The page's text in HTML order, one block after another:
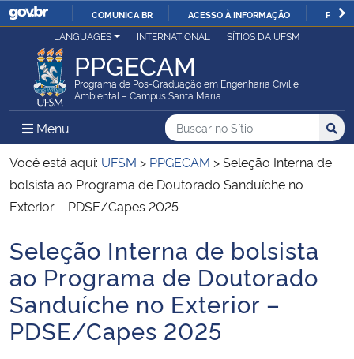
IR
PARA
O
CONTEÚDO
COMUNICA BR ACESSO À INFORMAÇÃO
Ministério da Justiça e Segurança Pública
Ministério da Defesa
Ministério das Relações Exteriores
Ministério da Economia
Ministério da Infraestrutura
Ministério da Agricultura, Pecuária e Abastecimento
Ministério da Educação
LANGUAGES INTERNATIONAL SÍTIOS DA UFSM
PPGECAM
Programa de Pós-Graduação em Engenharia Civil e
Ambiental – Campus Santa Maria
Menu Menu Principal do Sítio
Busca
Buscar no no Sítio
Busca:
Você está aqui: UFSM > PPGECAM >Seleção Interna de
bolsista ao Programa de Doutorado Sanduíche no
Exterior – PDSE/Capes 2025
Início do conteúdo
Seleção Interna de bolsista
ao Programa de Doutorado
Sanduíche no Exterior –
PDSE/Capes 2025